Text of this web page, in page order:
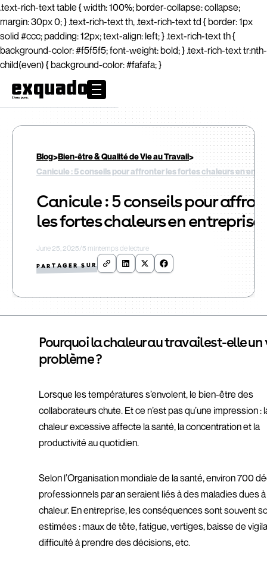
.text-rich-text table { width: 100%; border-collapse: collapse;
margin: 30px 0; } .text-rich-text th, .text-rich-text td { border: 1px
solid #ccc; padding: 12px; text-align: left; } .text-rich-text th {
background-color: #f5f5f5; font-weight: bold; } .text-rich-text tr:nth-
child(even) { background-color: #fafafa; }
Blog>Bien-être & Qualité de Vie au Travail>
Canicule : 5 conseils pour affronter les fortes chaleurs en
Canicule : 5 conseils pour
les fortes chaleurs en entreprise
June 25, 2025/5 mintemps de lecture
PARTAGER SUR
Pourquoi la chaleur au travail est-elle un
problème ?
Lorsque les températures s’envolent, le bien-être des
collaborateurs chute. Et ce n’est pas qu’une impression :
chaleur excessive affecte la santé, la concentration et la
productivité au quotidien.
Selon l’Organisation mondiale de la santé, environ 700
professionnels par an seraient liés à des maladies dues à
chaleur. En entreprise, les conséquences sont souvent
estimées : maux de tête, fatigue, vertiges, baisse de
difficulté à prendre des décisions, etc.